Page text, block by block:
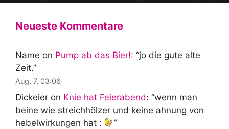
Neueste Kommentare
Name on Pump ab das Bier!: “jo die gute alte
Zeit.”
Aug. 7, 03:06
Dickeier on Knie hat Feierabend: “wenn man
beine wie streichhölzer und keine ahnung von
hebelwirkungen hat :
”